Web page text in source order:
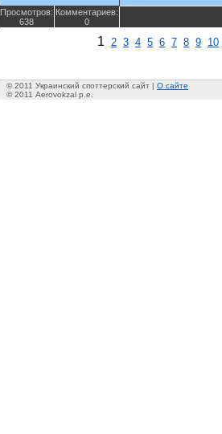
Просмотров:
638
Комментариев:
0
1 2 3 4 5 6 7 8 9 10
© 2011 Украинский споттерский сайт | О сайте
© 2011 Aerovokzal p.e.